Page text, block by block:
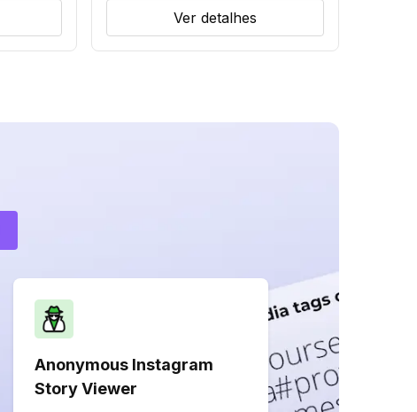
Ver detalhes
Anonymous Instagram
Story Viewer